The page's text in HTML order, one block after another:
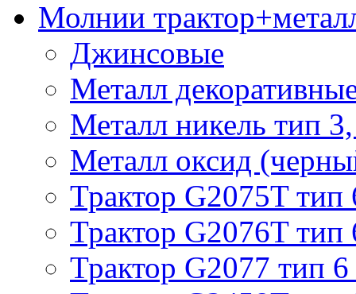
Молнии
Джинсовые
Металл
Металл никель тип
Металл оксид
Трактор G2075T тип
Трактор G2076T тип
Трактор G2077 тип 6